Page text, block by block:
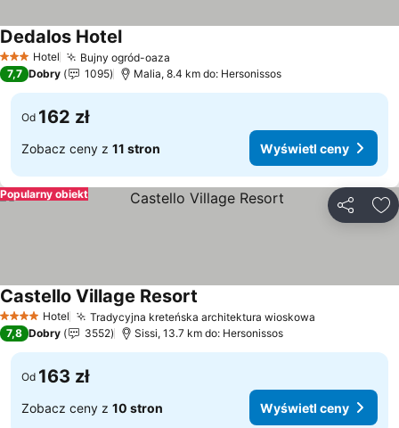
3 Kategoria
Hotel Bujny ogród-oaza
Dedalos HotelWyświetl ceny
7,7 Dobry 1095 Malia, 8.4 km do: Hersonissos
Od 162 zł
Zobacz ceny z 11 stron Wyświetl ceny
Popularny obiekt
4 KategoriaHotel Tradycyjna kreteńska architektura wioskowa
Castello Village Resort
7,8 Dobry 3552 Sissi, 13.7 km do: Hersonissos
Od 163 zł
Zobacz ceny z 10 stron Wyświetl ceny